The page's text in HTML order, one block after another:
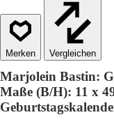
Vergleichen
Marjolein Bastin:
Maße (B/H): 11 x